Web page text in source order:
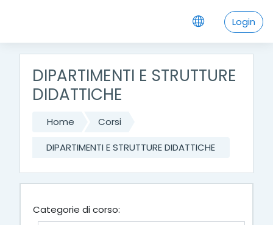
Login
DIPARTIMENTI E STRUTTURE
DIDATTICHE
Home
Corsi
DIPARTIMENTI E STRUTTURE DIDATTICHE
Categorie di corso: